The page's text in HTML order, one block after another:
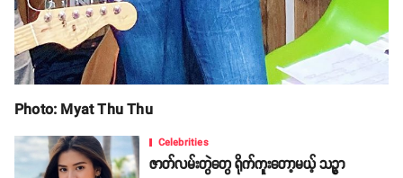
Photo: Myat Thu Thu
Celebrities
ဇာတ်လမ်းတွဲတွေ ရိုက်ကူးတော့မယ့် သဉ္ဇာ